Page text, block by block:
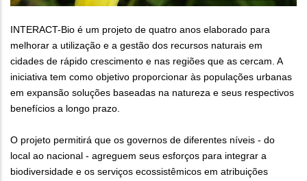
INTERACT-Bio é um projeto de quatro anos elaborado para
melhorar a utilização e a gestão dos recursos naturais em
cidades de rápido crescimento e nas regiões que as cercam. A
iniciativa tem como objetivo proporcionar às populações urbanas
em expansão soluções baseadas na natureza e seus respectivos
benefícios a longo prazo.
O projeto permitirá que os governos de diferentes níveis - do
local ao nacional - agreguem seus esforços para integrar a
biodiversidade e os serviços ecossistêmicos em atribuições